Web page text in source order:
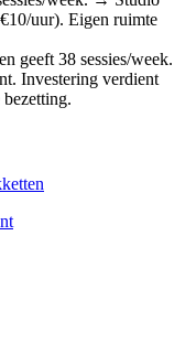
uur). Eigen ruimte
geeft 38 sessies/week.
Investering verdient